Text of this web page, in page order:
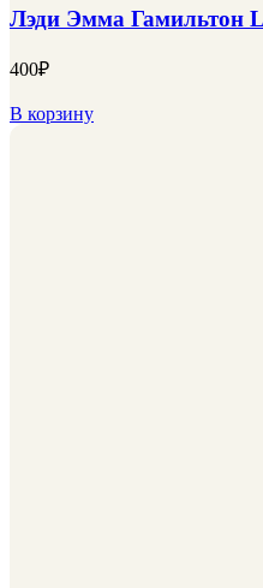
Лэди Эмма Гамильтон
400₽
В корзину